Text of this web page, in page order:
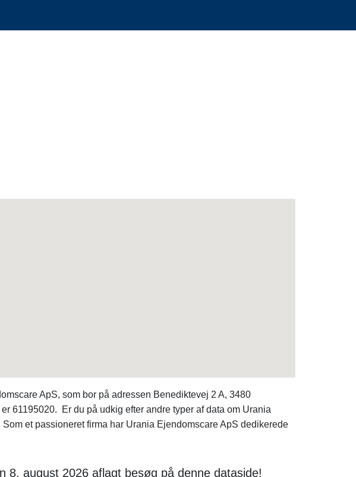
ApS, som bor på adressen Benediktevej 2 A, 3480
61195020. Er du på udkig efter andre typer af data om Urania
et passioneret firma har Urania Ejendomscare ApS dedikerede
8. august 2026 aflagt besøg på denne dataside!